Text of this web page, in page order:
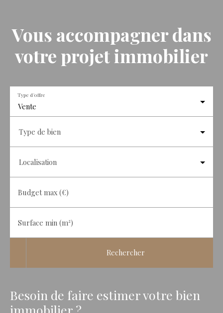
Vous accompagner dans
votre projet immobilier
Vente
Type d'offre
Type de bien
Localisation
Budget max (€)
Surface min (m²)
Rechercher
Besoin de faire estimer votre bien
immobilier ?